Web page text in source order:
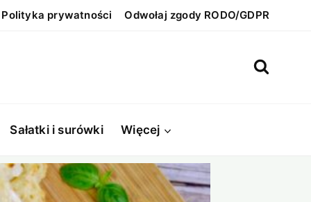
Polityka prywatności Odwołaj zgody RODO/GDPR
Sałatki i surówki Więcej